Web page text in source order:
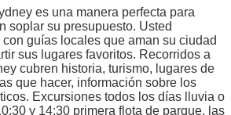
es una manera perfecta para
soplar su presupuesto. Usted
guías locales que aman su ciudad
sus lugares favoritos. Recorridos a
cubren historia, turismo, lugares de
que hacer, información sobre los
Excursiones todos los días lluvia o
y 14:30 primera flota de parque, las